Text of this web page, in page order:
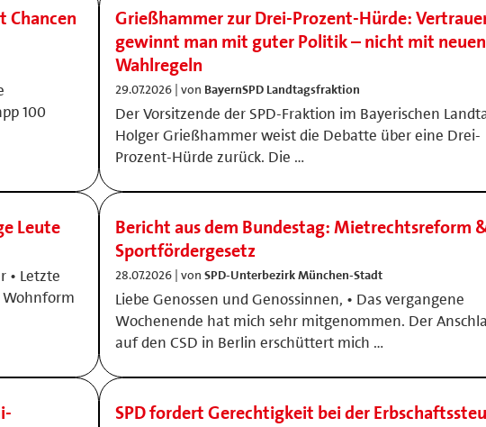
Chancen
100
Grießhammer zur Drei-Prozent-Hürde:
gewinnt man mit guter Politik – nicht mit neuen
Wahlregeln
29.07.2026 | von BayernSPD Landtagsfraktion
Der Vorsitzende der SPD-Fraktion im Bayerischen
Holger Grießhammer weist die Debatte über eine Drei-
Prozent-Hürde zurück. Die …
Leute
• Letzte
Wohnform
Bericht aus dem Bundestag: Mietrechtsreform
Sportfördergesetz
28.07.2026 | von SPD-Unterbezirk München-Stadt
Liebe Genossen und Genossinnen, • Das vergangene
Wochenende hat mich sehr mitgenommen. Der
auf den CSD in Berlin erschüttert mich …
SPD fordert Gerechtigkeit bei der